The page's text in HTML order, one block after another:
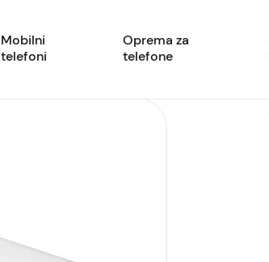
Mobilni
telefoni
Oprema za
telefone